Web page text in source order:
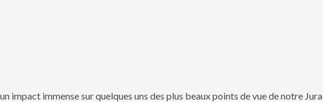
impact immense sur quelques uns des plus beaux points de vue de notre Jura